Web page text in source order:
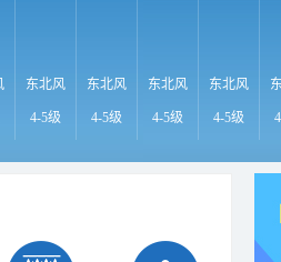
东北风
4-5级
东北风
4-5级
东北风
4-5级
东北风
4-5级